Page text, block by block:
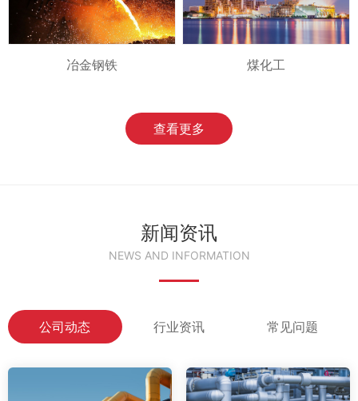
冶金钢铁 煤化工
查看更多
新闻资讯
NEWS AND INFORMATION
公司动态 行业资讯 常见问题